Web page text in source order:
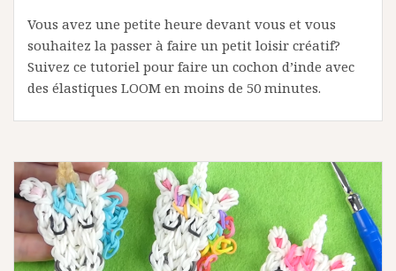
Vous avez une petite heure devant vous et vous
souhaitez la passer à faire un petit loisir créatif?
Suivez ce tutoriel pour faire un cochon d’inde avec
des élastiques LOOM en moins de 50 minutes.